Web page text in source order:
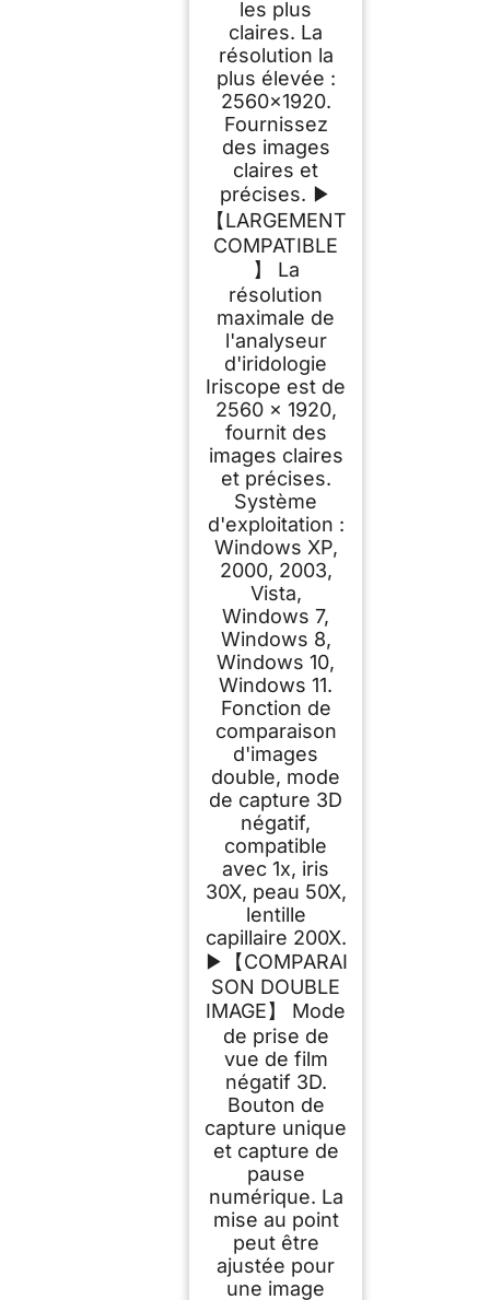
les plus
claires. La
résolution la
plus élevée :
2560x1920.
Fournissez
des images
claires et
précises. ▶
【LARGEMENT
COMPATIBLE
】 La
résolution
maximale de
l'analyseur
d'iridologie
Iriscope est de
2560 x 1920,
fournit des
images claires
et précises.
Système
d'exploitation :
Windows XP,
2000, 2003,
Vista,
Windows 7,
Windows 8,
Windows 10,
Windows 11.
Fonction de
comparaison
d'images
double, mode
de capture 3D
négatif,
compatible
avec 1x, iris
30X, peau 50X,
lentille
capillaire 200X.
▶【COMPARAI
SON DOUBLE
IMAGE】 Mode
de prise de
vue de film
négatif 3D.
Bouton de
capture unique
et capture de
pause
numérique. La
mise au point
peut être
ajustée pour
une image